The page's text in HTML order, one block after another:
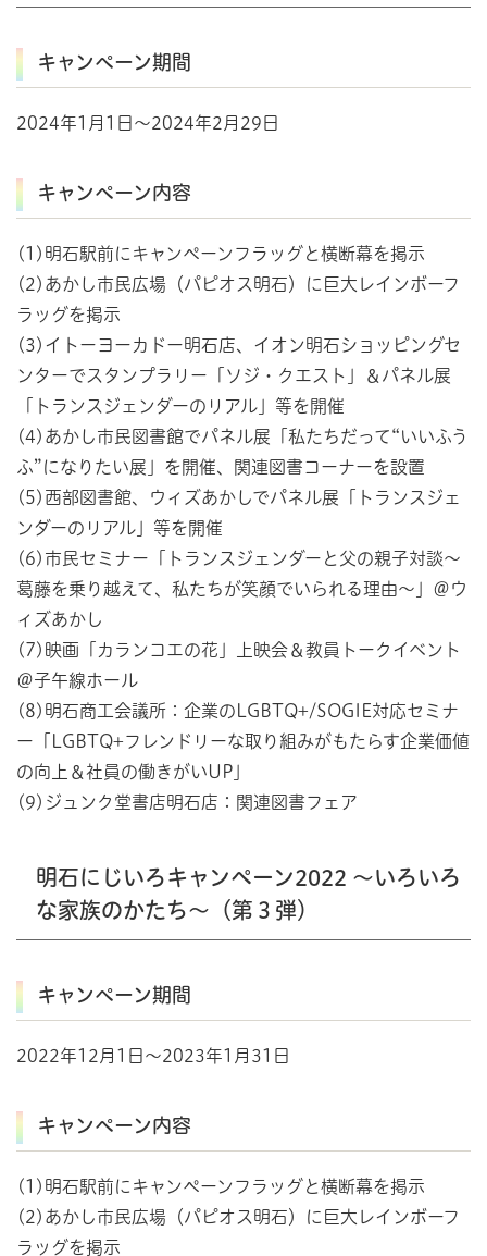
キャンペーン期間
2024年1月1日～2024年2月29日
キャンペーン内容
(1)明石駅前にキャンペーンフラッグと横断幕を掲示
(2)あかし市民広場（パピオス明石）に巨大レインボーフ
ラッグを掲示
(3)イトーヨーカドー明石店、イオン明石ショッピングセ
ンターでスタンプラリー「ソジ・クエスト」＆パネル展
「トランスジェンダーのリアル」等を開催
(4)あかし市民図書館でパネル展「私たちだって“いいふう
ふ”になりたい展」を開催、関連図書コーナーを設置
(5)西部図書館、ウィズあかしでパネル展「トランスジェ
ンダーのリアル」等を開催
(6)市民セミナー「トランスジェンダーと父の親子対談～
葛藤を乗り越えて、私たちが笑顔でいられる理由～」＠ウ
ィズあかし
(7)映画「カランコエの花」上映会＆教員トークイベント
＠子午線ホール
(8)明石商工会議所：企業のLGBTQ+/SOGIE対応セミナ
ー「LGBTQ+フレンドリーな取り組みがもたらす企業価値
の向上＆社員の働きがいUP」
(9)ジュンク堂書店明石店：関連図書フェア
明石にじいろキャンペーン2022 ～いろいろ
な家族のかたち～（第３弾）
キャンペーン期間
2022年12月1日～2023年1月31日
キャンペーン内容
(1)明石駅前にキャンペーンフラッグと横断幕を掲示
(2)あかし市民広場（パピオス明石）に巨大レインボーフ
ラッグを掲示